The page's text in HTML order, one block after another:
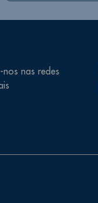
nos nas redes